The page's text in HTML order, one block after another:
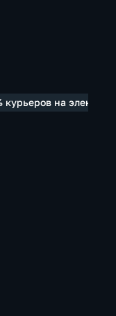
на